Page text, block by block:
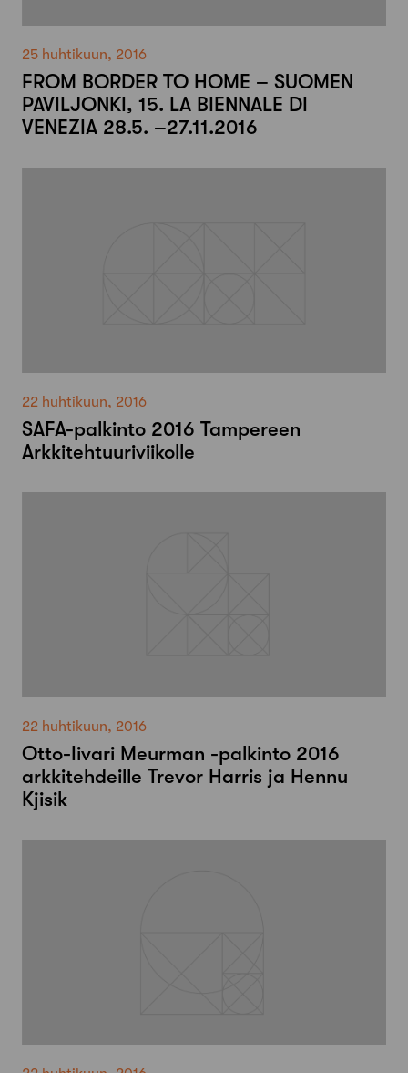
25 huhtikuun, 2016
FROM BORDER TO HOME – SUOMEN
PAVILJONKI, 15. LA BIENNALE DI
VENEZIA 28.5. –27.11.2016
22 huhtikuun, 2016
SAFA-palkinto 2016 Tampereen
Arkkitehtuuriviikolle
22 huhtikuun, 2016
Otto-Iivari Meurman -palkinto 2016
arkkitehdeille Trevor Harris ja Hennu
Kjisik